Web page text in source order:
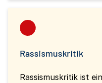
Rassismuskritik
Rassismuskritik ist